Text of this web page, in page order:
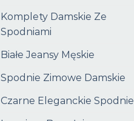
Komplety Damskie Ze
Spodniami
Białe Jeansy Męskie
Spodnie Zimowe Damskie
Czarne Eleganckie Spodnie